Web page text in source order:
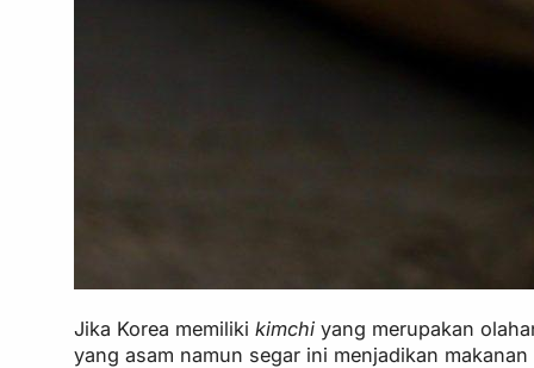
Jika Korea memiliki kimchiyang merupakan
yang asam namun segar ini menjadikan